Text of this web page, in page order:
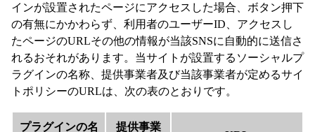
インが設置されたページにアクセスした場合、ボタン押下
の有無にかかわらず、利用者のユーザーID、アクセスし
たページのURLその他の情報が当該SNSに自動的に送信さ
れるおそれがあります。当サイトが設置するソーシャルプ
ラグインの名称、提供事業者及び当該事業者が定めるサイ
トポリシーのURLは、次の表のとおりです。
プラグインの名
提供事業